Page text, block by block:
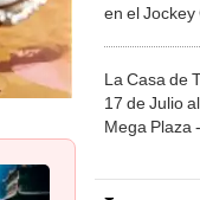
en el
La Casa de
17 de Julio
Mega Plaza